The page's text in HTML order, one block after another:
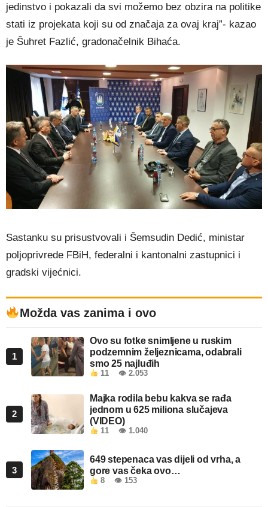
jedinstvo i pokazali da svi možemo bez obzira na politike
stati iz projekata koji su od značaja za ovaj kraj”- kazao
je Šuhret Fazlić, gradonačelnik Bihaća.
Sastanku su prisustvovali i Šemsudin Dedić, ministar
poljoprivrede FBiH, federalni i kantonalni zastupnici i
gradski vijećnici.
Možda vas zanima i ovo
1
Ovo su fotke snimljene u ruskim
podzemnim željeznicama, odabrali
smo 25 najluđih
11 👁 2.053
2
Majka rodila bebu kakva se rađa
jednom u 625 miliona slučajeva
(VIDEO)
11 👁 1.040
3
649 stepenaca vas dijeli od vrha, a
gore vas čeka ovo…
8 👁 153